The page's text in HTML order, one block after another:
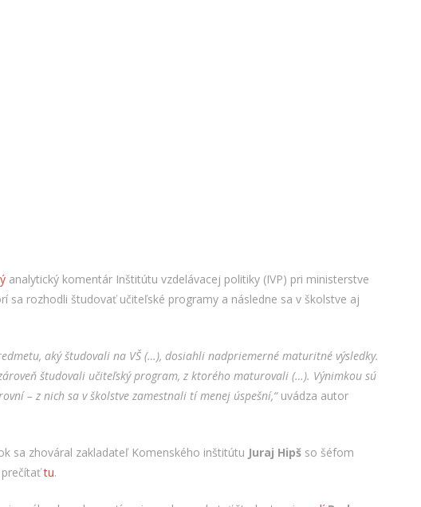
analytický komentár Inštitútu vzdelávacej politiky (IVP) pri ministerstve
sa rozhodli študovať učiteľské programy a následne sa v školstve aj
aký študovali na VŠ (…), dosiahli nadpriemerné maturitné výsledky.
študovali učiteľský program, z ktorého maturovali (…). Výnimkou sú
– z nich sa v školstve zamestnali tí menej úspešní,“uvádza autor
sa zhováral zakladateľ Komenského inštitútu Juraj Hipšso šéfom
prečítaťtu.